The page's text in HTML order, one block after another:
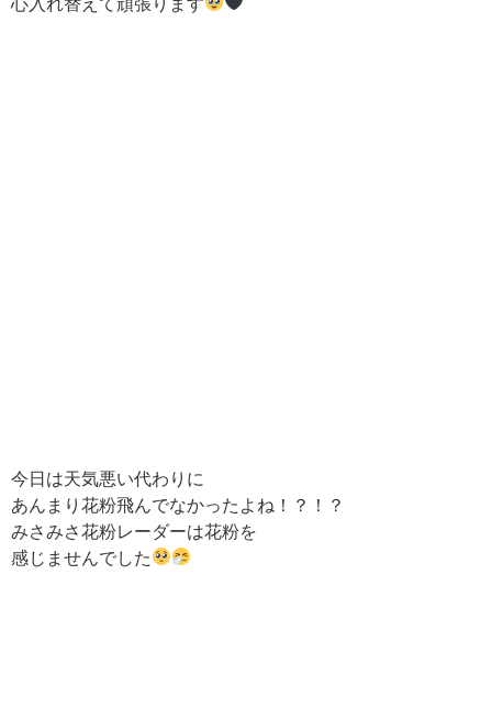
今日は天気悪い代わりに
あんまり花粉飛んでなかったよね！？！？
みさみさ花粉レーダーは花粉を
感じませんでした